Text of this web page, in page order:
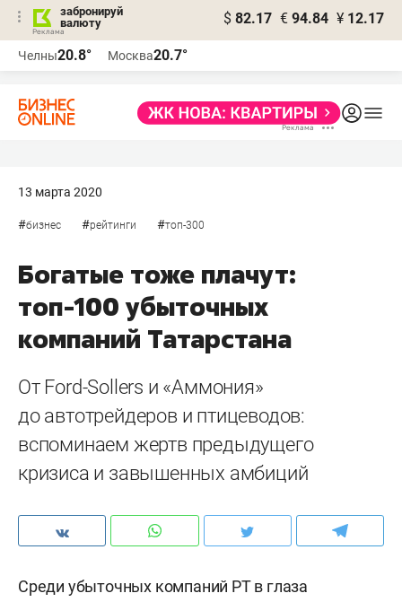
забронируй
валюту
$ 82.17 € 94.84 ¥ 12.17
Челны20.8° Москва20.7°
13 марта 2020
#бизнес #рейтинги #топ-300
Богатые тоже плачут:
топ-100 убыточных
компаний Татарстана
От Ford-Sollers и «Аммония»
до автотрейдеров и птицеводов:
вспоминаем жертв предыдущего
кризиса и завышенных амбиций
Среди убыточных компаний РТ в глаза